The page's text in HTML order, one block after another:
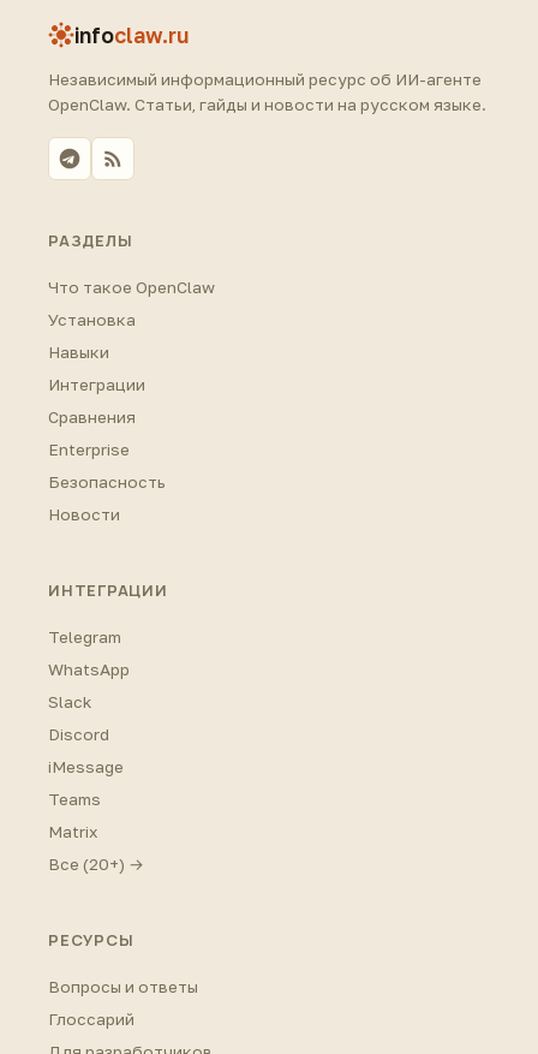
infoclaw.ru
Независимый информационный ресурс об ИИ-агенте
OpenClaw. Статьи, гайды и новости на русском языке.
РАЗДЕЛЫ
Что такое OpenClaw
Установка
Навыки
Интеграции
Сравнения
Enterprise
Безопасность
Новости
ИНТЕГРАЦИИ
Telegram
WhatsApp
Slack
Discord
iMessage
Teams
Matrix
Все (20+) →
РЕСУРСЫ
Вопросы и ответы
Глоссарий